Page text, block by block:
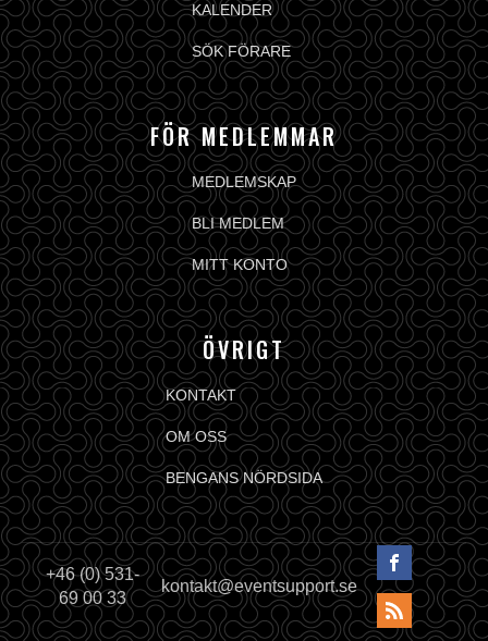
KALENDER
SÖK FÖRARE
FÖR MEDLEMMAR
MEDLEMSKAP
BLI MEDLEM
MITT KONTO
ÖVRIGT
KONTAKT
OM OSS
BENGANS NÖRDSIDA
+46 (0) 531-
69 00 33
kontakt@eventsupport.se